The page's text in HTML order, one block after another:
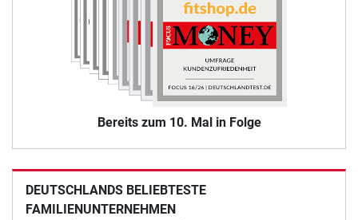
Bereits zum 10. Mal in Folge
DEUTSCHLANDS BELIEBTESTE
FAMILIENUNTERNEHMEN